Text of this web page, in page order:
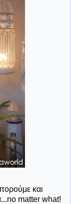
και
matter what!